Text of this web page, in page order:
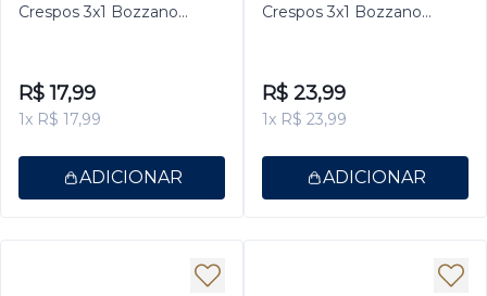
Crespos 3x1 Bozzano
R$ 17,99
1x R$ 17,99
ADICIONAR
Crespos 3x1 Bozzano
R$ 23,99
1x R$ 23,99
ADICIONAR